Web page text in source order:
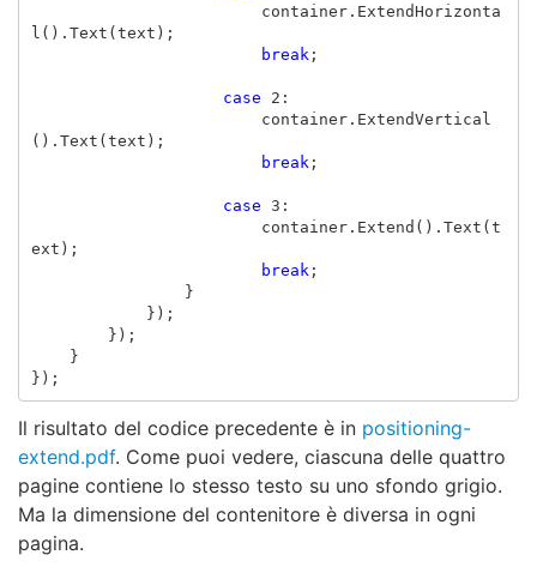
container. ExtendHorizonta
l (). Text ( text );
break ;
case 2 :
container. ExtendVertical
(). Text ( text );
break ;
case 3 :
container. Extend (). Text ( t
ext );
break ;
}
});
});
}
});
Il risultato del codice precedente è in positioning-
extend.pdf. Come puoi vedere, ciascuna delle quattro
pagine contiene lo stesso testo su uno sfondo grigio.
Ma la dimensione del contenitore è diversa in ogni
pagina.